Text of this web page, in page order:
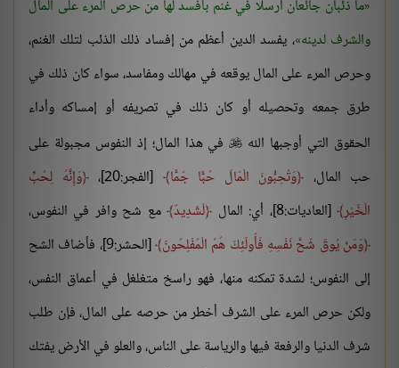
ما ذئبان جائعان أرسلا في غنم بأفسد لها من حرص المرء على المال
والشرف لدينه ، يفسد الدين أعظم من إفساد ذلك الذئب لتلك الغنم،
وحرص المرء على المال يوقعه في مهالك ومفاسد، سواء كان ذلك في
طرق جمعه وتحصيله أو كان ذلك في تصريفه أو إمساكه وأداء
الحقوق التي أوجبها الله في هذا المال؛ إذ النفوس مجبولة على
حب المال،
وَتُحِبُّونَ الْمَالَ حُبًّا جَمًّا [الفجر:20]،
وَإِنَّهُ لِحُبِّ
الْخَيْرِ [العاديات:8]، أي: المال لَشَدِيدٌ مع شح وافر في النفوس،
وَمَنْ يُوقَ شُحَّ نَفْسِهِ فَأُولَئِكَ هُمُ الْمُفْلِحُونَ
[الحشر:9]، فأضاف الشح
إلى النفوس؛ لشدة تمكنه منها، فهو راسخ متغلغل في أعماق النفس،
ولكن حرص المرء على الشرف أخطر من حرصه على المال، فإن طلب
شرف الدنيا والرفعة فيها والرياسة على الناس، والعلو في الأرض يفتك